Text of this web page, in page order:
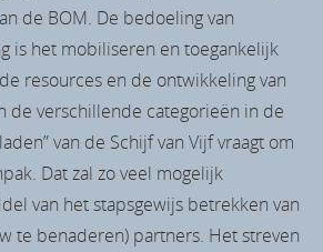
de BOM. De bedoeling van
is het mobiliseren en toegankelijk
resources en de ontwikkeling van
de verschillende categorieën in de
van de Schijf van Vijf vraagt om
Dat zal zo veel mogelijk
van het stapsgewijs betrekken van
te benaderen) partners. Het streven